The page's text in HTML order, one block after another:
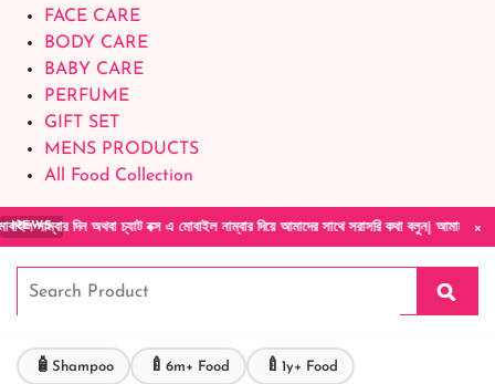
FACE CARE
BODY CARE
BABY CARE
PERFUME
GIFT SET
MENS PRODUCTS
All Food Collection
×
NEWS
অথবা চ্যাট বক্স এ মোবাইল নাম্বার দিয়ে আমাদের সাথে সরাসরি কথা বলুন| আমাদের যেকোনো
🧴 Shampoo 🍼 6m+ Food 🍼 1y+ Food